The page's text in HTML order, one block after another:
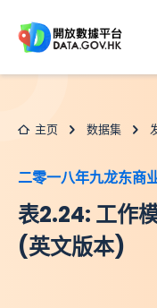
主页 数据集
二零一八年九龙东商
表2.24: 工作
(英文版本)